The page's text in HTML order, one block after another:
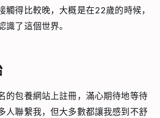
觸得比較晚，大概是在22歲的時候，
識了這個世界。
的包養網站上註冊，滿心期待地等待
人聯繫我，但大多數都讓我感到不舒